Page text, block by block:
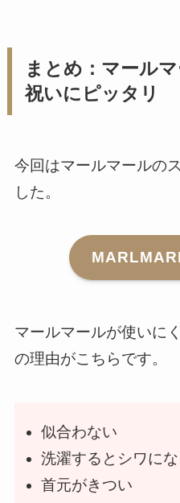
まとめ：マール
祝いにピッタリ
今回はマールマールの
した。
マールマールが使いに
の理由がこちらです。
似合わない
洗濯するとシワにな
首元がきつい